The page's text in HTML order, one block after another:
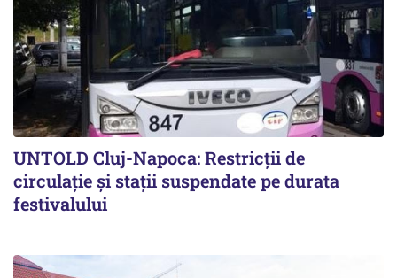
UNTOLD Cluj-Napoca: Restricții de
circulație și stații suspendate pe durata
festivalului